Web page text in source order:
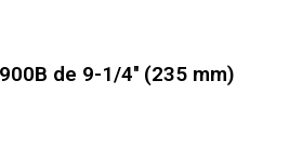
de 9-1/4'' (235 mm)